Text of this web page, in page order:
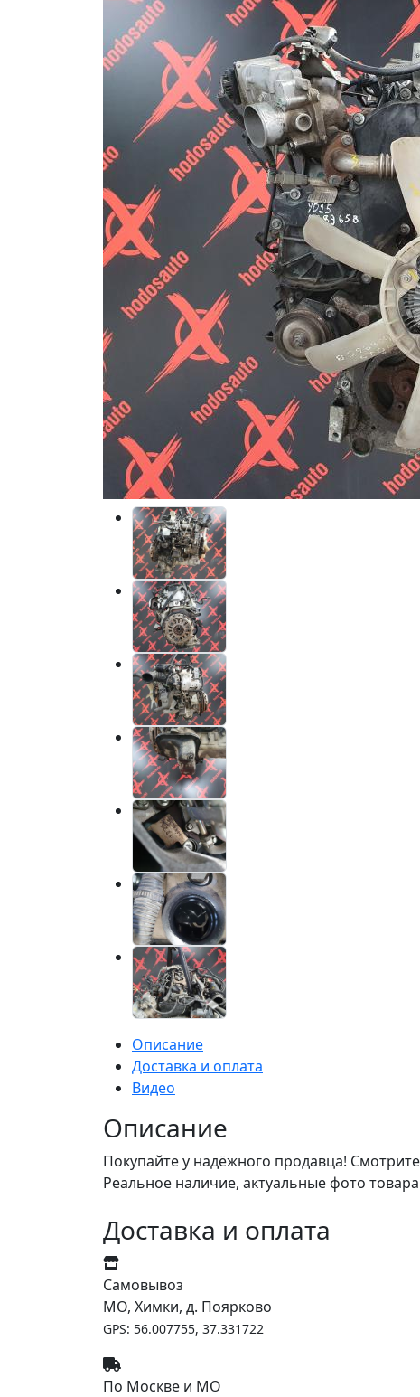
Описание
Доставка и оплата
Видео
Описание
Покупайте у надёжного продавца!
Реальное наличие, актуальные фото
Доставка и оплата
Самовывоз
МО, Химки, д. Поярково
GPS: 56.007755, 37.331722
По Москве и МО